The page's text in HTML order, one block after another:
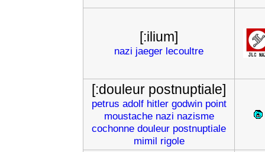
[:ilium]
nazi jaeger lecoultre
[:douleur postnuptiale]
petrus adolf hitler godwin point
moustache nazi nazisme
cochonne douleur postnuptiale
mimil rigole